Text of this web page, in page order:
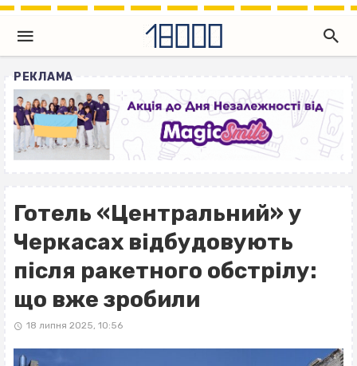
РЕКЛАМА
Готель «Центральний» у
Черкасах відбудовують
після ракетного обстрілу:
що вже зробили
18 липня 2025, 10:56